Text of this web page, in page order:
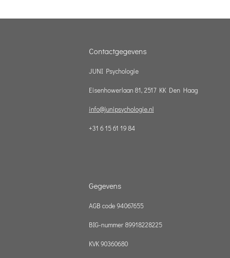
Contactgegevens
JUNI Psychologie
Eisenhowerlaan 81, 2517 KK Den Haag
info@junipsychologie.nl
+31 6 15 61 19 84
Gegevens
AGB code 94067655
BIG-nummer 89918228225
KVK 90360680